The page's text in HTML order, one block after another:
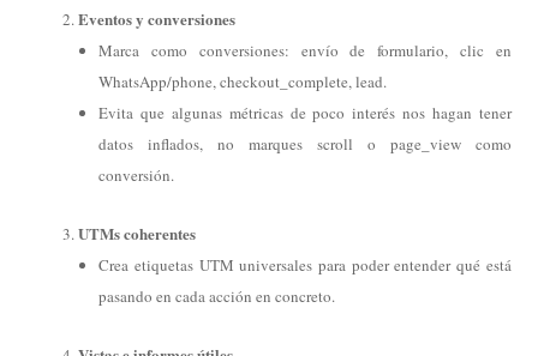
Eventos y conversiones
Marca como conversiones: envío de formulario, clic en
WhatsApp/phone, checkout_complete, lead.
Evita que algunas métricas de poco interés nos hagan tener
datos inflados, no marques scroll o page_view como
conversión.
UTMs coherentes
Crea etiquetas UTM universales para poder entender qué está
pasando en cada acción en concreto.